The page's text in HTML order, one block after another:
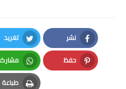
نشر
Facebook
تغريد
Twitter
حفظ
Pinterest
طباعة